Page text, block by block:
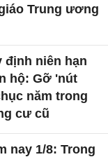
Trung ương
định niên hạn
hộ: Gỡ 'nút
năm trong
cư cũ
nay 1/8: Trong